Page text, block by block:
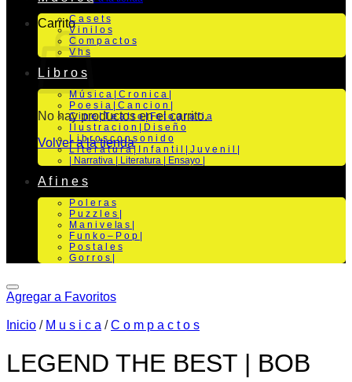
Carrito
No hay productos en el carrito.
Volver a la tienda
C a s e t s
V i n i l o s
C o m p a c t o s
V h s
L i b r o s
M ú s i c a | C r o n i c a |
P o e s i a | C a n c i o n |
C i n e | T e a t r o | Fo t o g r a f i a
I l u s t r a c i o n | D i s e ñ o
L i b r o s c o n s o n i d o
L i t e r a t u r a | I n f a n t i l | J u v e n i l |
| Narrativa | Literatura | Ensayo |
A f i n e s
P o l e r a s
P u z z l e s |
M a n i v e la s |
F u n k o – P o p |
P o s t a l e s
G o r r o s |
Agregar a Favoritos
Inicio / M u s i c a / C o m p a c t o s
LEGEND THE BEST | BOB